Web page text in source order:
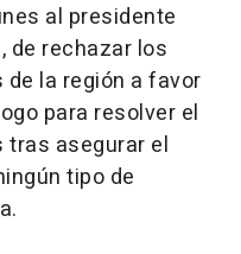
al presidente
de rechazar los
la región a favor
para resolver el
asegurar el
tipo de